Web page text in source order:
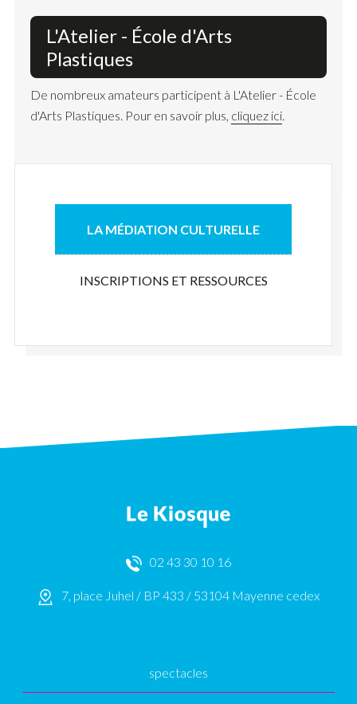
LA MÉDIATION CULTURELLE
INSCRIPTIONS ET RESSOURCES
L'Atelier - École d'Arts
Plastiques
De nombreux amateurs participent à L'Atelier - École
d'Arts Plastiques. Pour en savoir plus, cliquez ici.
02 43 30 10 16
7, place Juhel / BP 433 / 53104 Mayenne cedex
spectacles